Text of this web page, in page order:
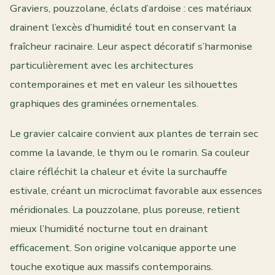
Graviers, pouzzolane, éclats d’ardoise : ces matériaux
drainent l’excès d’humidité tout en conservant la
fraîcheur racinaire. Leur aspect décoratif s’harmonise
particulièrement avec les architectures
contemporaines et met en valeur les silhouettes
graphiques des graminées ornementales.
Le gravier calcaire convient aux plantes de terrain sec
comme la lavande, le thym ou le romarin. Sa couleur
claire réfléchit la chaleur et évite la surchauffe
estivale, créant un microclimat favorable aux essences
méridionales. La pouzzolane, plus poreuse, retient
mieux l’humidité nocturne tout en drainant
efficacement. Son origine volcanique apporte une
touche exotique aux massifs contemporains.